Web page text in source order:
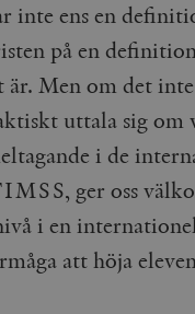
inte ens en
på en
Men om det
uttala sig om
i de
ger oss
i en
att höja
.timbro.se
Cloudflare
.vimeo.com
/ Domän
Utgång
Google LLC
.timbro.se
1 år 1
månad
Leverantör /
Domän
LLC
.youtube.com
Session
Google LLC
6
Denna